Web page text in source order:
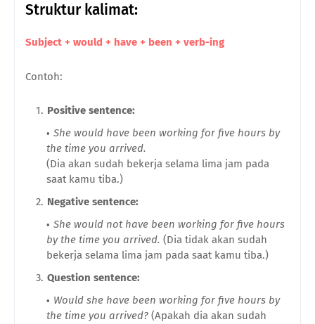
Struktur kalimat:
Subject + would + have + been + verb-ing
Contoh:
Positive sentence:
She would have been working for five hours by
the time you arrived.
(Dia akan sudah bekerja selama lima jam pada
saat kamu tiba.)
Negative sentence:
She would not have been working for five hours
by the time you arrived. (Dia tidak akan sudah
bekerja selama lima jam pada saat kamu tiba.)
Question sentence:
Would she have been working for five hours by
the time you arrived? (Apakah dia akan sudah